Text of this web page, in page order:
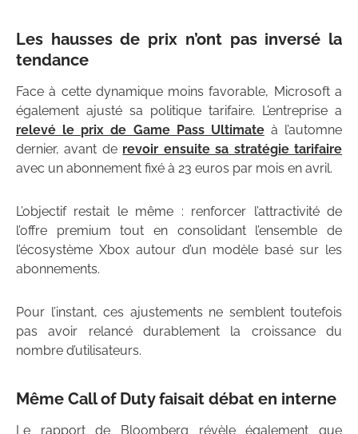
Les hausses de prix n’ont pas inversé la
tendance
Face à cette dynamique moins favorable, Microsoft a
également ajusté sa politique tarifaire. L’entreprise a
relevé le prix de Game Pass Ultimateà l’automne
dernier, avant de revoir ensuite sa stratégie tarifaire
avec un abonnement fixé à 23 euros par mois en avril.
L’objectif restait le même : renforcer l’attractivité de
l’offre premium tout en consolidant l’ensemble de
l’écosystème Xbox autour d’un modèle basé sur les
abonnements.
Pour l’instant, ces ajustements ne semblent toutefois
pas avoir relancé durablement la croissance du
nombre d’utilisateurs.
Même Call of Duty faisait débat en interne
Le rapport de Bloomberg révèle également que